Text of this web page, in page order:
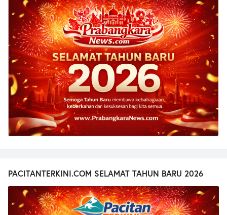
PACITANTERKINI.COM SELAMAT TAHUN BARU 2026